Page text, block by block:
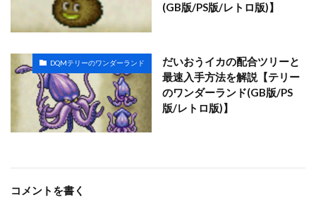
(GB版/PS版/レトロ版)】
DQMテリーのワンダーランド
だいおうイカの配合ツリーと
最速入手方法を解説【テリー
のワンダーランド(GB版/PS
版/レトロ版)】
コメントを書く